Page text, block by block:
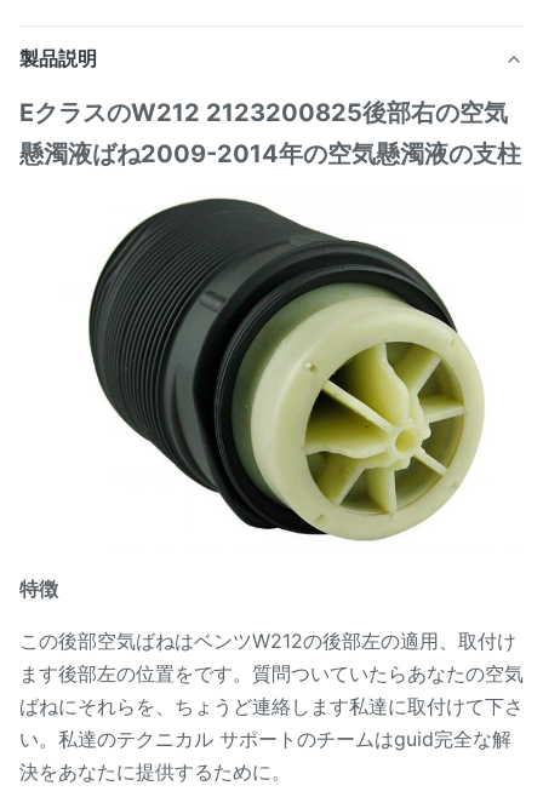
製品説明
EクラスのW212 2123200825後部右の空気
懸濁液ばね2009-2014年の空気懸濁液の支柱
特徴
この後部空気ばねはベンツW212の後部左の適用、取付け
ます後部左の位置をです。質問ついていたらあなたの空気
ばねにそれらを、ちょうど連絡します私達に取付けて下さ
い。私達のテクニカル サポートのチームはguid完全な解
決をあなたに提供するために。